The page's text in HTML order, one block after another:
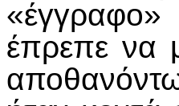
έπρεπε να